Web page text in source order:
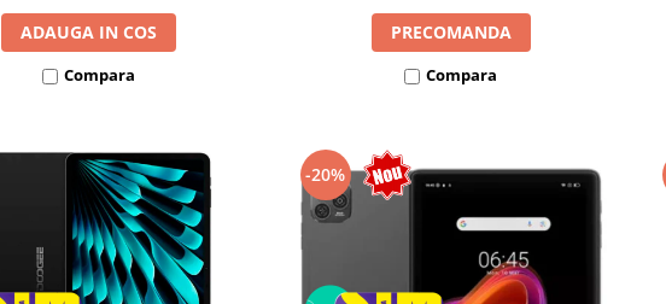
ADAUGA IN COS
Compara
PRECOMANDA
Compara
-20%